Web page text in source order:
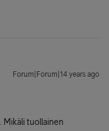
Forum|Forum|14 years ago
Mikäli tuollainen